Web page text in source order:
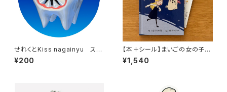
せれくとKiss nagainyu ステ
ッカー
¥200
【本＋シール】まいごの女の子と
トレンディ☆ゴースト ～あるい
て つくる えほん～
¥1,540